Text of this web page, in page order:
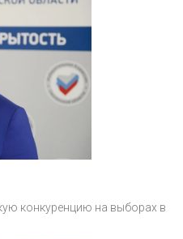
конкуренцию на выборах в